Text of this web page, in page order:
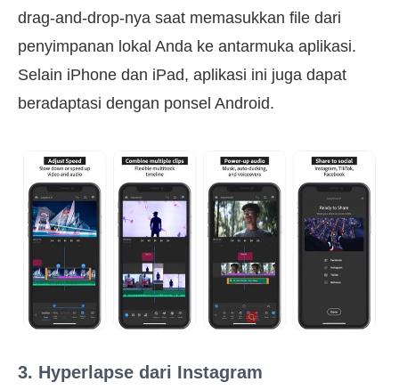
drag-and-drop-nya saat memasukkan file dari
penyimpanan lokal Anda ke antarmuka aplikasi.
Selain iPhone dan iPad, aplikasi ini juga dapat
beradaptasi dengan ponsel Android.
3. Hyperlapse dari Instagram